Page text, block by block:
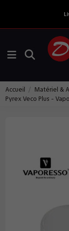
Accueil Matériel &
Pyrex Veco Plus -